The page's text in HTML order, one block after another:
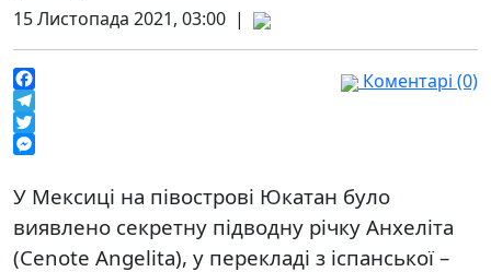
15 Листопада 2021, 03:00 |
Facebook
Telegram
Twitter
Коментарі (0)
У Мексиці на півострові Юкатан було
виявлено секретну підводну річку Анхеліта
(Cenote Angelita), у перекладі з іспанської –